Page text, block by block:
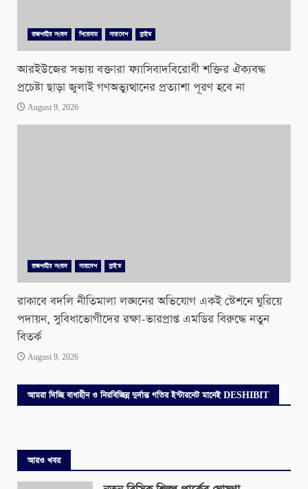
রাজশাহীর সংবাদ শিরোনাম সারাদেশ স্লাইড
আরইউজের সভায় বক্তারা ফ্যাসিবাদবিরোধী শক্তির ঐক্যবদ্ধ
প্রচেষ্টা ছাড়া জুলাই গণঅভ্যুত্থানের প্রত্যাশা পূরণ হবে না
August 9, 2026
রাজশাহীর সংবাদ সারাদেশ স্লাইড
রাকাবে বদলি নীতিমালা লঙ্ঘনের অভিযোগ একই স্টেশনে ঘুরিয়ে
পদায়ন, সুবিধাভোগীদের রক্ষা-ভারপ্রাপ্ত এমডির বিরুদ্ধে নতুন
বিতর্ক
August 9, 2026
আমরা দিচ্ছি বাধাহীন ও নিরবিচ্ছিন্ন দুর্দান্ত গতির ইন্টারনেট মানেই DESHIBIT
আরও খবর